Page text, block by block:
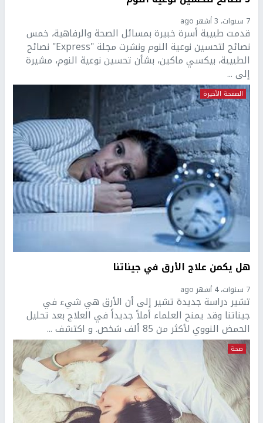
7 سنوات، 3 أشهر ago
قدمت طبيبة أسرة خبيرة بمسائل الصحة والرفاهية، خمس
نصائح لتحسين نوعية النوم ونشرت مجلة "Express" نصائح
الطبيبة، بيكسي ماكين، بشأن تحسين نوعية النوم، مشيرة
إلى ...
الصفحة الأخيرة
هل يكمن علاج الأرق في جيناتنا
7 سنوات، 4 أشهر ago
تشير دراسة جديدة تشير إلى أن الأرق هي شيء في
جيناتنا وقد يمنح العلماء أملاً جديداً في العلاج بعد تحليل
الحمض النووي لأكثر من 85 ألف شخص. و اكتشف ...
صحة